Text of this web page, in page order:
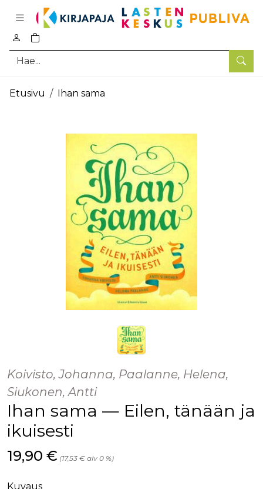
Hae
0
tuotetta ostoskorissa
Pääsisältö
Etusivu Ihan sama
Koivisto, Johanna, Paalanne, Helena,
Siukonen, Antti
Ihan sama — Eilen, tänään ja
ikuisesti
Hinta nyt
19,90 € (17,53 € alv 0 %)
Kuvaus